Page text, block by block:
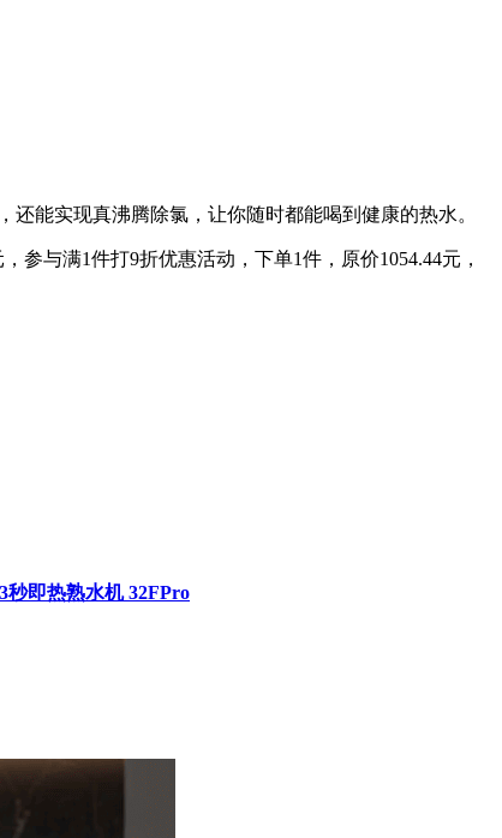
能实现真沸腾除氯，让你随时都能喝到健康的热水。
参与满1件打9折优惠活动，下单1件，原价1054.44元，
秒即热熟水机 32FPro